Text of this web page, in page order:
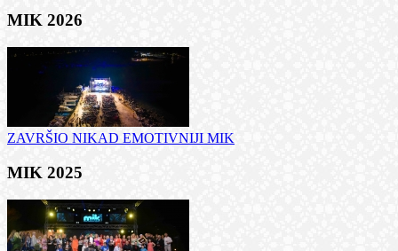
MIK 2026
ZAVRŠIO NIKAD EMOTIVNIJI MIK
MIK 2025